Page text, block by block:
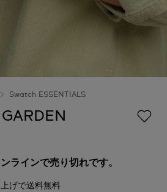
Swatch ESSENTIALS
ラインで売り切れです。
げで送料無料